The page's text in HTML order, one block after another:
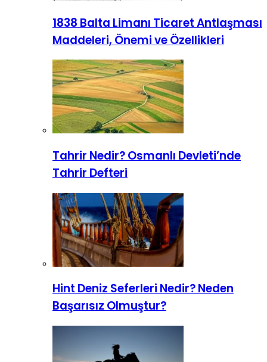
1838 Balta Limanı Ticaret Antlaşması
Maddeleri, Önemi ve Özellikleri
Tahrir Nedir? Osmanlı Devleti’nde
Tahrir Defteri
Hint Deniz Seferleri Nedir? Neden
Başarısız Olmuştur?